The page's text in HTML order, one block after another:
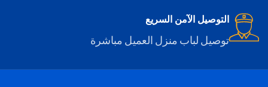
التوصيل الآمن السريع
توصيل لباب منزل العميل مباشرة